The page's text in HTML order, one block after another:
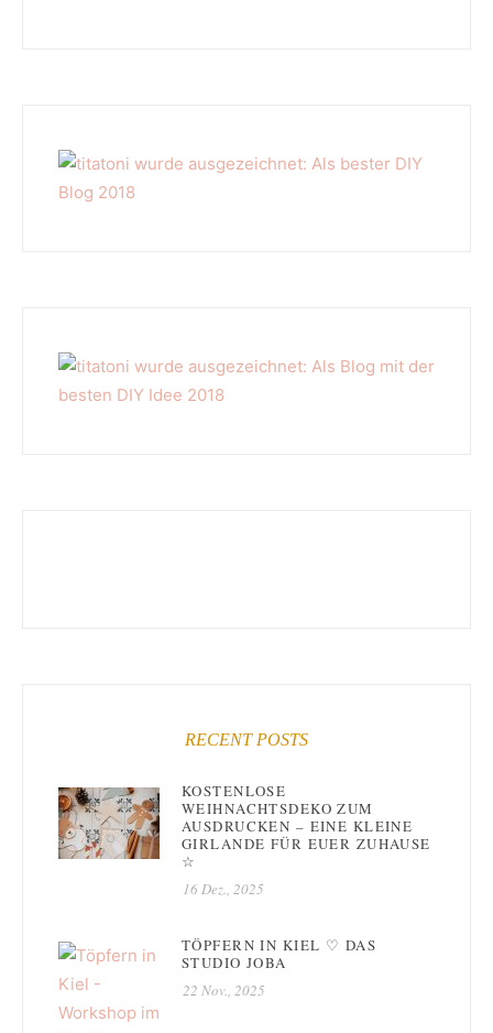
RECENT POSTS
KOSTENLOSE
WEIHNACHTSDEKO ZUM
AUSDRUCKEN – EINE KLEINE
GIRLANDE FÜR EUER ZUHAUSE
☆
16 Dez., 2025
TÖPFERN IN KIEL ♡ DAS
STUDIO JOBA
22 Nov., 2025